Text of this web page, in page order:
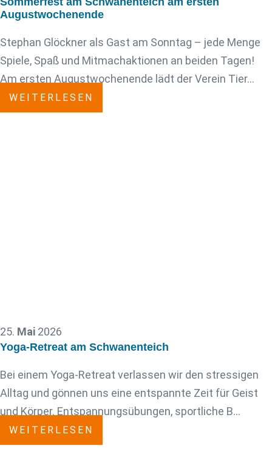
Augustwochenende
Stephan Glöckner als Gast am Sonntag – jede Menge
Spiele, Spaß und Mitmachaktionen an beiden Tagen!
Am ersten Augustwochenende lädt der Verein Tier…
WEITERLESEN
25. Mai 2026
Yoga-Retreat am Schwanenteich
Bei einem Yoga-Retreat verlassen wir den stressigen
Alltag und gönnen uns eine entspannte Zeit für Geist
und Körper. Entspannungsübungen, sportliche B…
WEITERLESEN